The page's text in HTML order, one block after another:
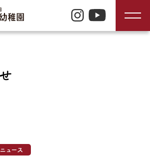
ニュース